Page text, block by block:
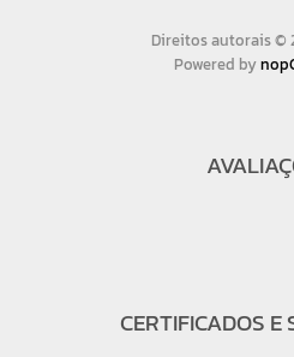
Direitos autorais ©
Powered by
CERTIFICADOS E